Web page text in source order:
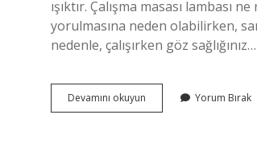
ışıktır. Çalışma masası lambası
yorulmasına neden olabilirken,
nedenle, çalışırken göz sağlığınız…
Devamını okuyun
Çalışma
Yorum Bırak